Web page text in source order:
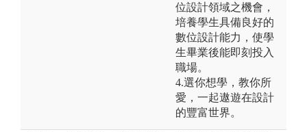
位設計領域之機會，
培養學生具備良好的
數位設計能力，使學
生畢業後能即刻投入
職場。
4.選你想學，教你所
愛，一起遨遊在設計
的豐富世界。